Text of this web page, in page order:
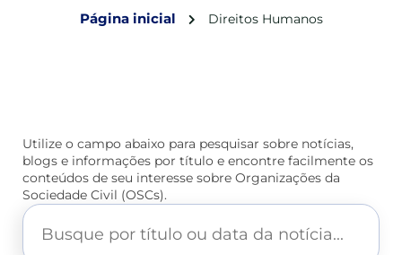
Página inicial Direitos Humanos
Utilize o campo abaixo para pesquisar sobre notícias,
blogs e informações por título e encontre facilmente os
conteúdos de seu interesse sobre Organizações da
Sociedade Civil (OSCs).